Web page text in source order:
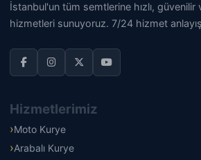
İstanbul'un tüm semtlerine hızlı,
hizmetleri sunuyoruz. 7/24 hizmet
Hizmetlerimiz
Moto Kurye
Arabalı Kurye